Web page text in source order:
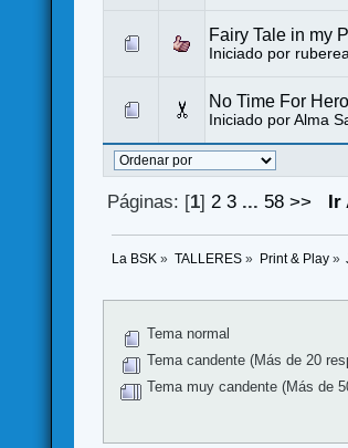
Fairy Tale in my
Iniciado por
No Time For
Iniciado porAlma
Páginas: [1] 2 3 ... 58 >>
La BSK » TALLERES» Print & Play»
Tema normal
Tema candente (Más de 20
Tema muy candente (Más de